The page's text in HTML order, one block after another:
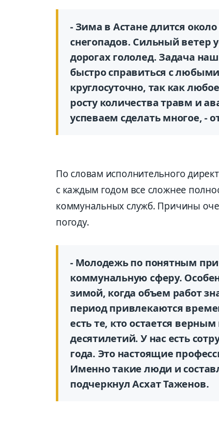
- Зима в Астане длится
снегопадов. Сильный ветер
дорогах гололед. Задача
быстро справиться с
круглосуточно, так как
росту количества травм и
успеваем сделать многое, -
По словам исполнительного
с каждым годом все сложнее
коммунальных служб. Причины
погоду.
- Молодежь по понятным
коммунальную сферу.
зимой, когда объем работ
период привлекаются
есть те, кто остается
десятилетий. У нас есть
года. Это настоящие
Именно такие люди и
подчеркнул Асхат Таженов.